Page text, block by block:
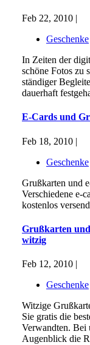
Feb 22, 2010 |
Geschenke
In Zeiten der
schöne Fotos zu
ständiger
dauerhaft
E-Cards und
Feb 18, 2010 |
Geschenke
Grußkarten und
Verschiedene e-
kostenlos
Grußkarten
witzig
Feb 12, 2010 |
Geschenke
Witzige
Sie gratis die
Verwandten. Bei
Augenblick die